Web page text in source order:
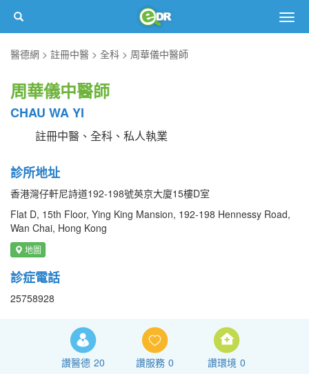
醫德網
註冊中醫 全科 周華儀中醫師
周華儀中醫師
CHAU WA YI
註冊中醫、全科、私人執業
診所地址
香港灣仔軒尼詩道192-198號英京大廈15樓D室
Flat D, 15th Floor, Ying King Mansion, 192-198 Hennessy Road,
Wan Chai, Hong Kong
地圖
診症電話
25758928
讚醫德 20 讚服務 0 讚環境 0